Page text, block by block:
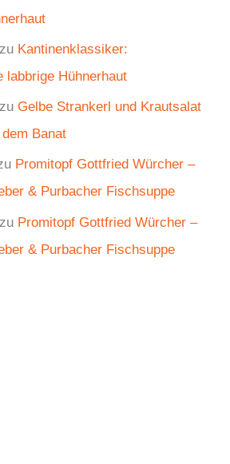
zu Kantinenklassiker:
labbrige Hühnerhaut
zuGelbe Strankerl und Krautsalat
Banat
Promitopf Gottfried Würcher –
& Purbacher Fischsuppe
zu Promitopf Gottfried Würcher –
& Purbacher Fischsuppe